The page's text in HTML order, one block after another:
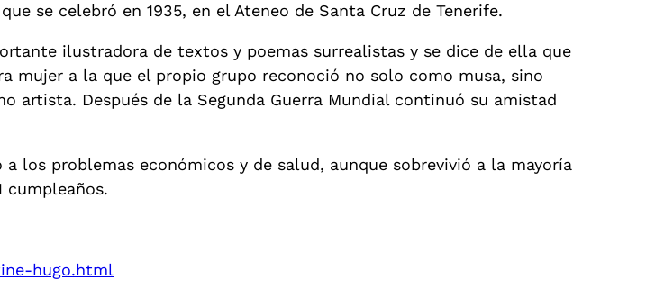
se celebró en 1935, en el Ateneo de Santa Cruz de Tenerife.
ilustradora de textos y poemas surrealistas y se dice de ella que
mujer a la que el propio grupo reconoció no solo como musa, sino
artista. Después de la Segunda Guerra Mundial continuó su amistad
los problemas económicos y de salud, aunque sobrevivió a la mayoría
cumpleaños.
hugo.html